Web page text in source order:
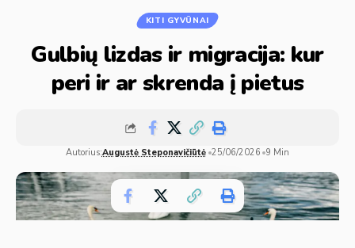
KITI GYVŪNAI
Gulbių lizdas ir migracija: kur
peri ir ar skrenda į pietus
Autorius:Augustė Steponavičiūtė 25/06/2026 9 Min